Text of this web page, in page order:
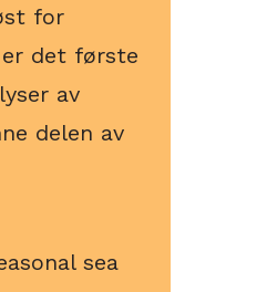
for
er det første
av
delen av
sea